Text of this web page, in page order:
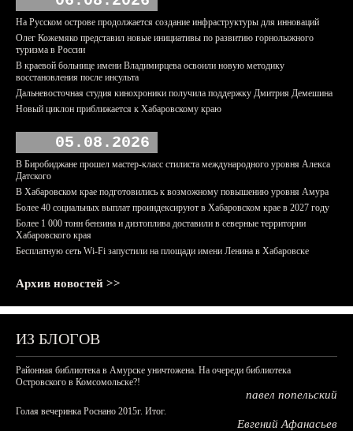
На Русском острове продолжается создание инфраструктуры для инноваций
Олег Кожемяко представил новые инициативы по развитию горнолыжного
туризма в России
В краевой больнице имени Владимирцева освоили новую методику
восстановления после инсульта
Дальневосточная студия кинохроники получила поддержку Дмитрия Демешина
Новый циклон приближается к Хабаровскому краю
05.08.2026
В Биробиджане прошел мастер-класс стилиста международного уровня Алекса
Датского
В Хабаровском крае подготовились к возможному повышению уровня Амура
Более 40 социальных выплат проиндексируют в Хабаровском крае в 2027 году
Более 1 000 тонн бензина и дизтоплива доставили в северные территории
Хабаровского края
Бесплатную сеть Wi-Fi запустили на площади имени Ленина в Хабаровске
Архив новостей >>
ИЗ БЛОГОВ
Районная библиотека в Амурске уничтожена. На очереди библиотека
Островского в Комсомольске?!
павел попельский
Голая вечеринка Роснано 2015г. Итог.
Евгений Афанасьев